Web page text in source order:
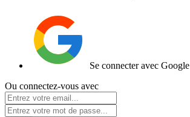
Se connecter avec Google
Ou connectez-vous avec